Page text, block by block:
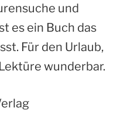
und
es ein Buch das
Für den Urlaub,
wunderbar.